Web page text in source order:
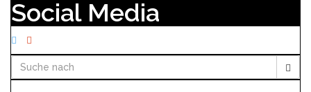
Social Media